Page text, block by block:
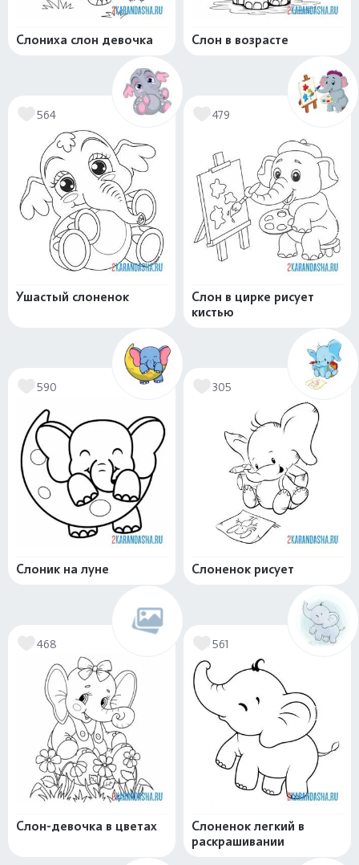
Слониха слон девочка Слон в возрасте
564
Ушастый слоненок
479
Слон в цирке рисует
кистью
590
Слоник на луне
305
Слоненок рисует
468
Слон-девочка в цветах
561
Слоненок легкий в
раскрашивании